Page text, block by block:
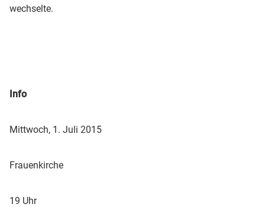
wechselte.
Info
Mittwoch, 1. Juli 2015
Frauenkirche
19 Uhr